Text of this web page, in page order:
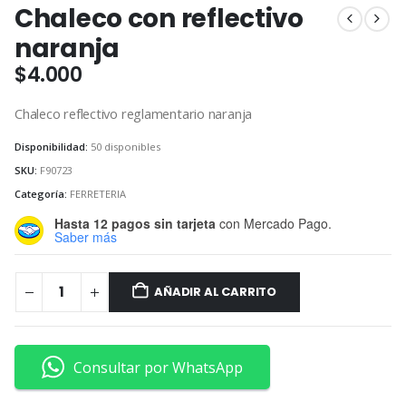
Chaleco con reflectivo
naranja
$4.000
Chaleco reflectivo reglamentario naranja
Disponibilidad: 50 disponibles
SKU: F90723
Categoría: FERRETERIA
Hasta 12 pagos sin tarjeta con Mercado Pago.
Saber más
AÑADIR AL CARRITO
Consultar por WhatsApp